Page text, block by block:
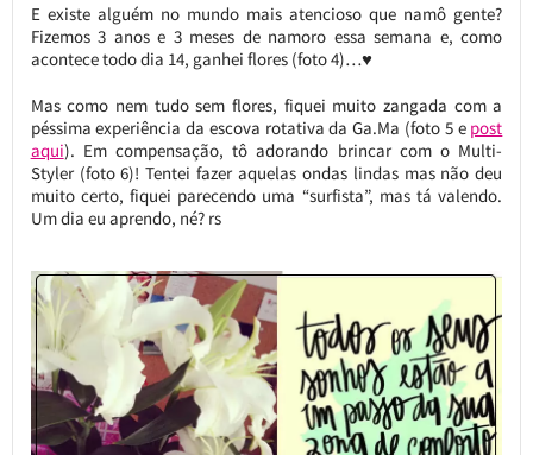
E existe alguém no mundo mais atencioso que namô gente?
Fizemos 3 anos e 3 meses de namoro essa semana e, como
acontece todo dia 14, ganhei flores (foto 4)…♥
Mas como nem tudo sem flores, fiquei muito zangada com a
péssima experiência da escova rotativa da Ga.Ma (foto 5 e post
aqui). Em compensação, tô adorando brincar com o Multi-
Styler (foto 6)! Tentei fazer aquelas ondas lindas mas não deu
muito certo, fiquei parecendo uma “surfista”, mas tá valendo.
Um dia eu aprendo, né? rs